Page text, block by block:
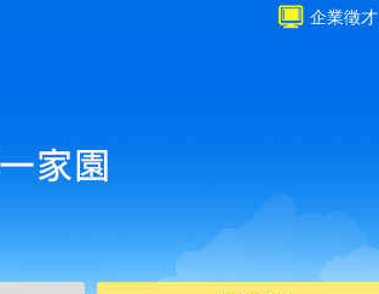
企業徵才